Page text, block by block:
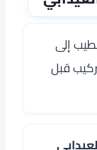
إلى
قبل